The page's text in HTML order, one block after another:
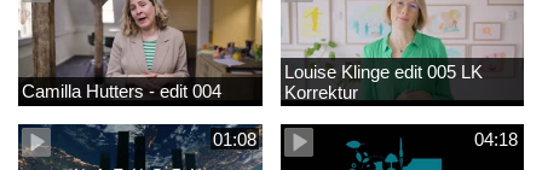
Camilla Hutters - edit 004
Louise Klinge edit 005 LK
Korrektur
01:08 04:18